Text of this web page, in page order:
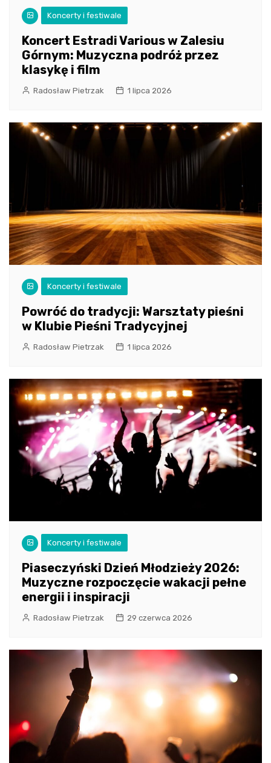
Koncerty i festiwale
Koncert Estradi Various w Zalesiu
Górnym: Muzyczna podróż przez
klasykę i film
Radosław Pietrzak 1 lipca 2026
Koncerty i festiwale
Powróć do tradycji: Warsztaty pieśni
w Klubie Pieśni Tradycyjnej
Radosław Pietrzak 1 lipca 2026
Koncerty i festiwale
Piaseczyński Dzień Młodzieży 2026:
Muzyczne rozpoczęcie wakacji pełne
energii i inspiracji
Radosław Pietrzak 29 czerwca 2026